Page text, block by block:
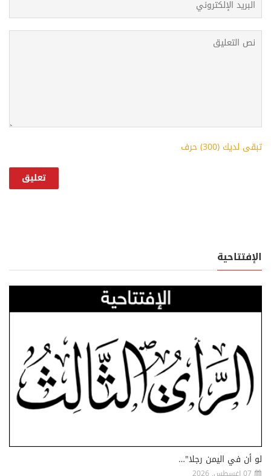
تبقى لديك (300) حرف
الإفتتاحية
لو أن في اليمن رجلا"…